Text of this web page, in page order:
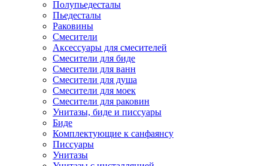
Полупьедесталы
Пьедесталы
Раковины
Смесители
Аксессуары для смесителей
Смесители для биде
Смесители для ванн
Смесители для душа
Смесители для моек
Смесители для раковин
Унитазы, биде и писсуары
Биде
Комплектующие к санфаянсу
Писсуары
Унитазы